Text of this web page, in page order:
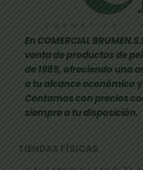
En COMERCIAL
venta de productos de
de 1985, ofreciendo una
a tu alcance económico
Contamos con precios
siempre a tu disposición.
TIENDAS FÍSICAS